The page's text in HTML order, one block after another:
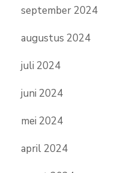
september 2024
augustus 2024
juli 2024
juni 2024
mei 2024
april 2024